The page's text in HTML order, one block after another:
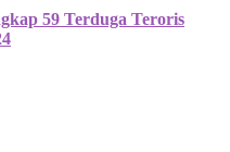
59 Terduga Teroris